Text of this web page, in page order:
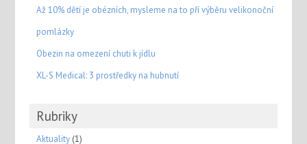
Až 10% dětí je obézních, mysleme na to pří výběru velikonoční
pomlázky
Obezin na omezení chuti k jídlu
XL-S Medical: 3 prostředky na hubnutí
Rubriky
Aktuality(1)